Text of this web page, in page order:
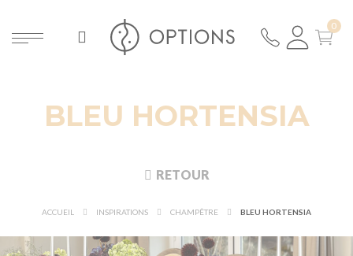
BLEU HORTENSIA
RETOUR
ACCUEIL INSPIRATIONS CHAMPÊTRE BLEU HORTENSIA